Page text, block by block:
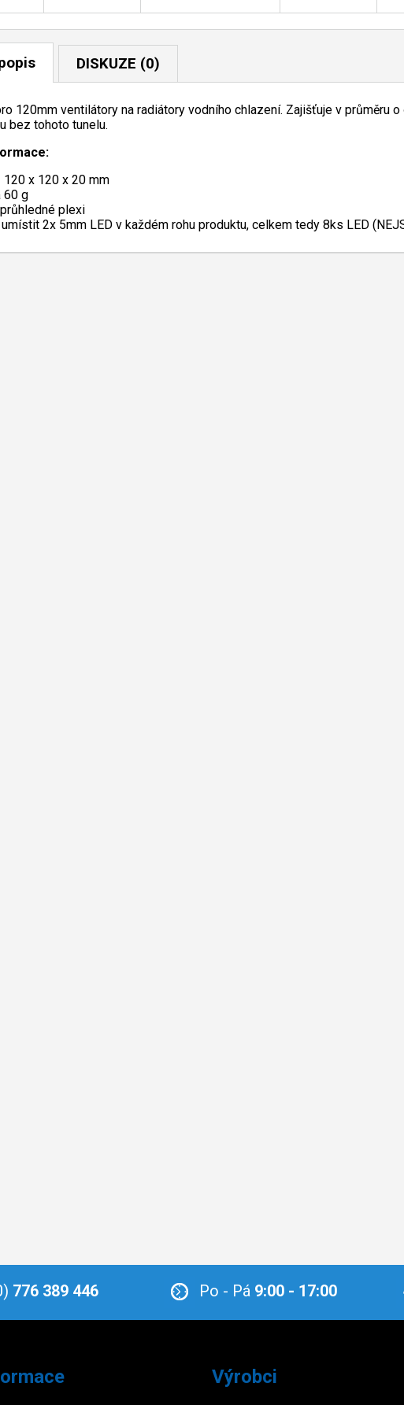
DISKUZE (0)
120mm ventilátory na radiátory vodního chlazení. Zajišťuje v průměru
bez tohoto tunelu.
120 x 120 x 20 mm
60 g
plexi
2x 5mm LED v každém rohu produktu, celkem tedy 8ks LED
776 389 446 Po - Pá 9:00 - 17:00
Výrobci